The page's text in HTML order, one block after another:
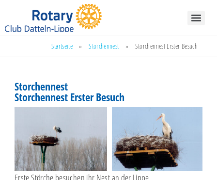
Startseite » Storchennest » Storchennest Erster Besuch
Storchennest
Storchennest Erster Besuch
Erste Störche besuchen ihr Nest an der Lippe.